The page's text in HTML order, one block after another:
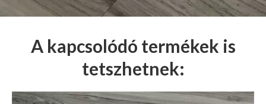
A kapcsolódó termékek is
tetszhetnek: